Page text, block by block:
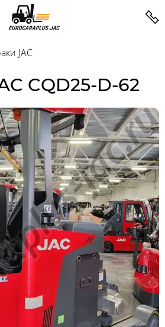
JAC
CQD25-D-62